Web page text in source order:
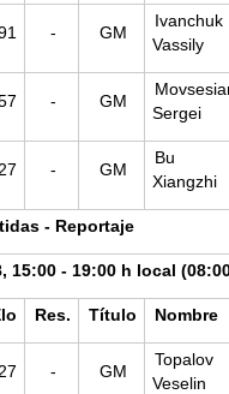
- GM
Ivanchuk
Vassily
- GM
Sergei
- GM
Bu
Xiangzhi
- Reportaje
15:00 - 19:00 h local
Res. Título Nombre
- GM
Topalov
Veselin